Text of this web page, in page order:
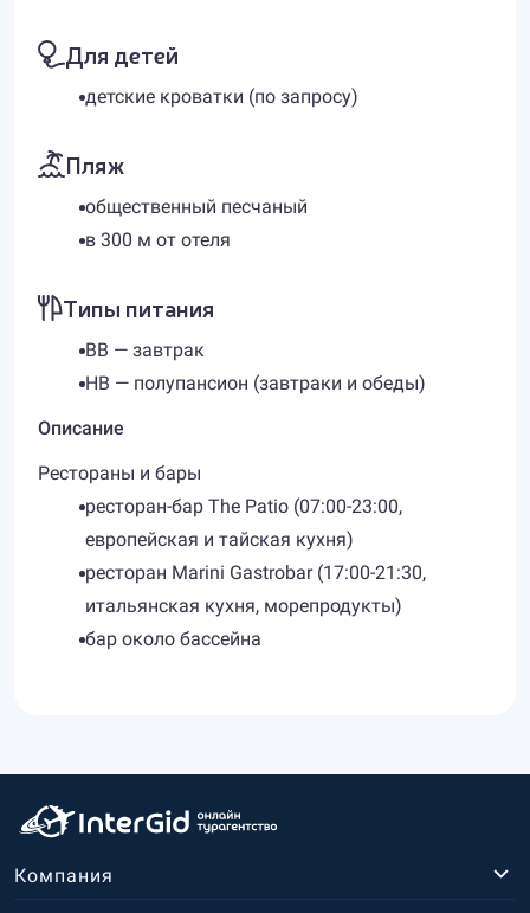
Для детей
детские кроватки (по запросу)
Пляж
общественный песчаный
в 300 м от отеля
Типы питания
BB — завтрак
HB — полупансион (завтраки и обеды)
Описание
Рестораны и бары
ресторан-бар The Patio (07:00-23:00,
европейская и тайская кухня)
ресторан Marini Gastrobar (17:00-21:30,
итальянская кухня, морепродукты)
бар около бассейна
Компания